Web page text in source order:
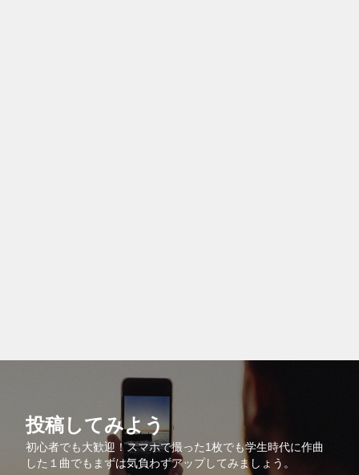
投稿してみよう
初心者でも大歓迎！スマホで撮った1枚でも学生時代に作曲
した１曲でもまずは気負わずアップしてみましょう。